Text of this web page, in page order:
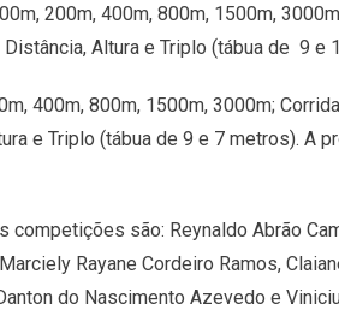
200m, 400m, 800m, 1500m,
Altura e Triplo (tábua de 9 e
400m, 800m, 1500m, 3000m;
e Triplo (tábua de 9 e 7 metros).
são: Reynaldo Abrão
Rayane Cordeiro Ramos,
do Nascimento Azevedo e